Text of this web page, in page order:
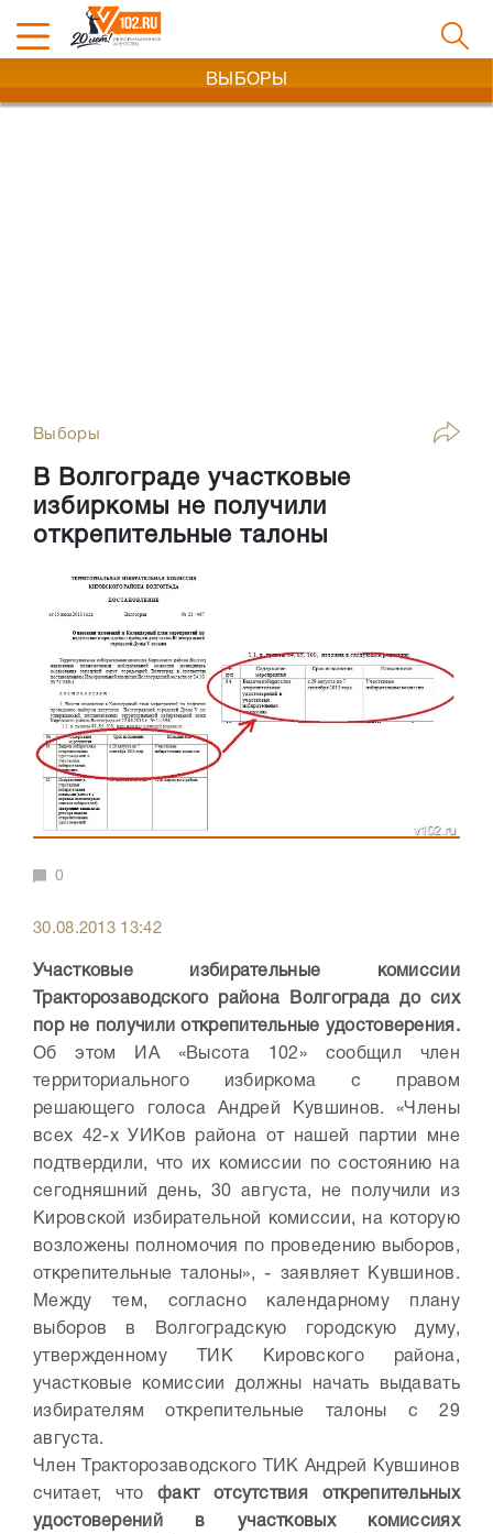
ВЫБОРЫ
Выборы
В Волгограде участковые
избиркомы не получили
открепительные талоны
0
30.08.2013 13:42
Участковые избирательные комиссии
Тракторозаводского района Волгограда до сих
пор не получили открепительные удостоверения.
Об этом ИА «Высота 102» сообщил член
территориального избиркома с правом
решающего голоса Андрей Кувшинов. «Члены
всех 42-х УИКов района от нашей партии мне
подтвердили, что их комиссии по состоянию на
сегодняшний день, 30 августа, не получили из
Кировской избирательной комиссии, на которую
возложены полномочия по проведению выборов,
открепительные талоны», - заявляет Кувшинов.
Между тем, согласно календарному плану
выборов в Волгоградскую городскую думу,
утвержденному ТИК Кировского района,
участковые комиссии должны начать выдавать
избирателям открепительные талоны с 29
августа.
Член Тракторозаводского ТИК Андрей Кувшинов
считает, что факт отсутствия открепительных
удостоверений в участковых комиссиях